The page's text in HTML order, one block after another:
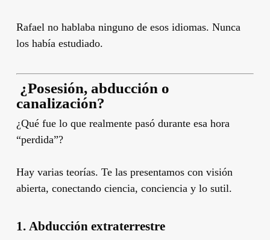
Rafael no hablaba ninguno de esos idiomas. Nunca
los había estudiado.
‍ ¿Posesión, abducción o
canalización?
¿Qué fue lo que realmente pasó durante esa hora
“perdida”?
Hay varias teorías. Te las presentamos con visión
abierta, conectando ciencia, conciencia y lo sutil.
1. Abducción extraterrestre